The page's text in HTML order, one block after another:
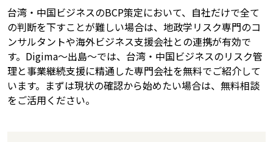
台湾・中国ビジネスのBCP策定において、自社だけで全て
の判断を下すことが難しい場合は、地政学リスク専門のコ
ンサルタントや海外ビジネス支援会社との連携が有効で
す。Digima〜出島〜では、台湾・中国ビジネスのリスク管
理と事業継続支援に精通した専門会社を無料でご紹介して
います。まずは現状の確認から始めたい場合は、無料相談
をご活用ください。